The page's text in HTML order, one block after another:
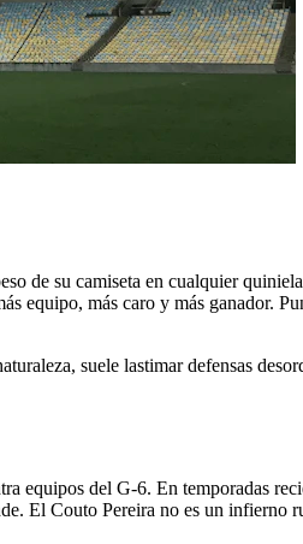
de su camiseta en cualquier
equipo, más caro y más
suele lastimar defensas
equipos del G-6. En temporadas
El Couto Pereira no es un infierno